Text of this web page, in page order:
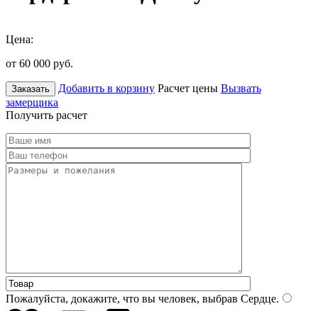
Цена:
от 60 000 руб.
Заказать Добавить в корзину Расчет цены Вызвать
замерщика
Получить расчет
Пожалуйста, докажите, что вы человек, выбрав Сердце.